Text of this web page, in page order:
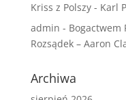
Kriss z Polszy- Karl
admin - Bogactwem
Rozsądek – Aaron
Archiwa